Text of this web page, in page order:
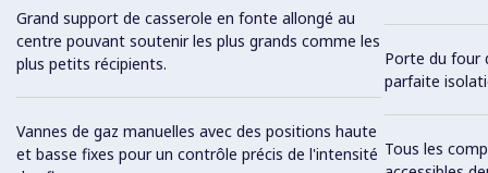
Grand support de casserole en fonte allongé au
centre pouvant soutenir les plus grands comme les
plus petits récipients.
Vannes de gaz manuelles avec des positions haute
et basse fixes pour un contrôle précis de l'intensité
Porte du four
parfaite
Tous les